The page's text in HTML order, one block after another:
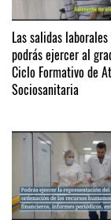
Las salidas
podrás ejercer al
Ciclo Formativo de
Sociosanitaria